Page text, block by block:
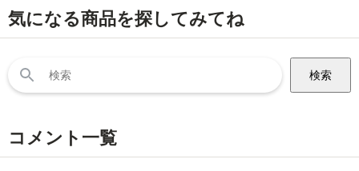
気になる商品を探してみてね
索:
コメント一覧